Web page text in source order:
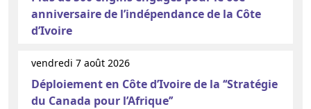
anniversaire de l’indépendance de la Côte
d’Ivoire
vendredi 7 août 2026
Déploiement en Côte d’Ivoire de la ‘‘Stratégie
du Canada pour l’Afrique’’